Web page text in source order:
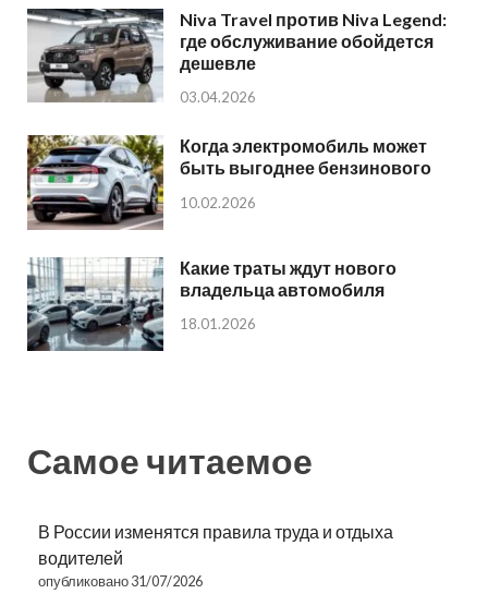
Niva Travel против Niva Legend:
где обслуживание обойдется
дешевле
03.04.2026
Когда электромобиль может
быть выгоднее бензинового
10.02.2026
Какие траты ждут нового
владельца автомобиля
18.01.2026
Самое читаемое
В России изменятся правила труда и отдыха
водителей
опубликовано 31/07/2026